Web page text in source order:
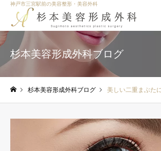
神戸市三宮駅前の美容整形・美容外科
杉本美容形成外科ブログ
杉本美容形成外科ブログ 美しい二重まぶたになる